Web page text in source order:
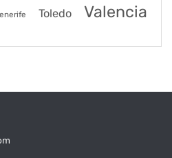
Toledo Valencia